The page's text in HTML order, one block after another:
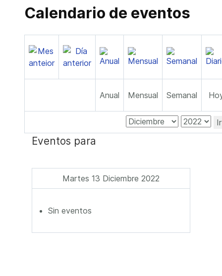
Calendario de eventos
Anual Mensual Semanal
Eventos para
Martes 13 Diciembre 2022
Sin eventos